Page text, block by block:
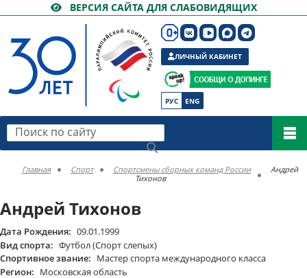
ВЕРСИЯ САЙТА ДЛЯ СЛАБОВИДЯЩИХ
РУС ENG
ЛИЧНЫЙ КАБИНЕТ
Поиск по сайту
Главная Спорт Спортсмены сборных команд России
Андрей
Тихонов
Андрей Тихонов
Дата Рождения: 09.01.1999
Вид спорта: Футбол (Спорт слепых)
Спортивное звание: Мастер спорта международного класса
Регион: Московская область